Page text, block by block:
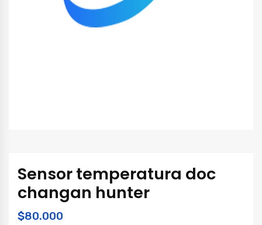
Sensor temperatura doc
changan hunter
$80.000